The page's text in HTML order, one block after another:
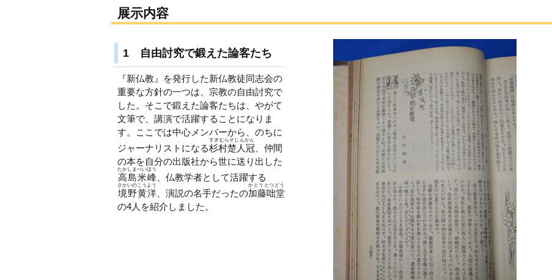
展示内容
1 自由討究で鍛えた論客たち
『新仏教』を発行した新仏教徒同志会の
重要な方針の一つは、宗教の自由討究で
した。そこで鍛えた論客たちは、やがて
文筆で、講演で活躍することになりま
す。ここでは中心メンバーから、のちに
ジャーナリストになる杉村楚人冠
すぎむらそじんかん
、仲間
の本を自分の出版社から世に送り出した
高島米峰
たかしまべいほう
、仏教学者として活躍する
境野黄洋
さかいのこうよう
、演説の名手だったの加藤咄堂
かとうとつどう
の4人を紹介しました。